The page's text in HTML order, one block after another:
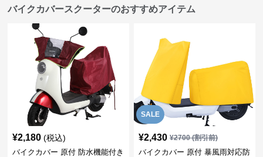
バイクカバースクーターのおすすめアイテム
¥2,180 (税込)
バイクカバー 原付 防水機能付き
SALE
¥2,430 ¥2700(割引前)
バイクカバー 原付 暴風雨対応防